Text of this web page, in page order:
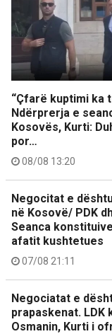
“Çfarë kuptimi ka
Ndërprerja e
Kosovës, Kurti:
por…
08/08 13:20
Negocitat e
në Kosovë/ PDK
Seanca
afatit kushtetues
07/08 21:11
Negociatat e
prapaskenat.
Osmanin, Kurti i